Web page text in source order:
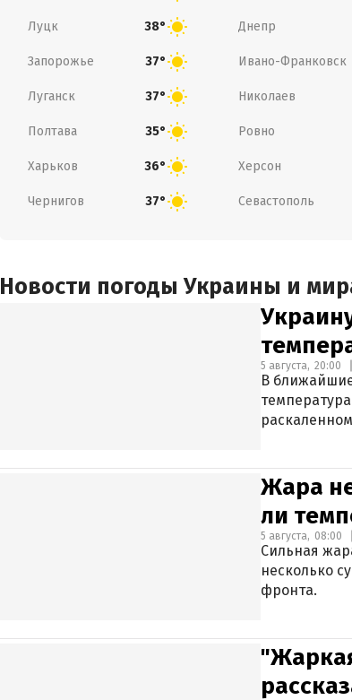
Луцк 38° Днепр
Запорожье 37° Ивано-Франковск
Луганск 37° Николаев
Полтава 35° Ровно
Харьков 36° Херсон
Чернигов 37° Севастополь
Новости погоды Украины и
5 августа, 20:00
В
Жара
ли
5 августа, 08:00
Сильная
несколько
фронта.